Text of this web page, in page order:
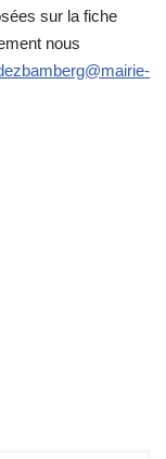
sur la fiche
nous